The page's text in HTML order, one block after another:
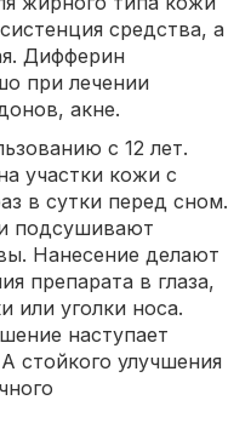
средства, а
Дифферин
при лечении
акне.
с 12 лет.
участки кожи с
в сутки перед сном.
подсушивают
Нанесение делают
препарата в глаза,
или уголки носа.
наступает
стойкого улучшения